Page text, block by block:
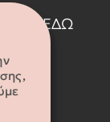
ΕΔΩ